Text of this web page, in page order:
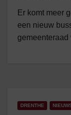
Er komt meer
een nieuw
DRENTHE